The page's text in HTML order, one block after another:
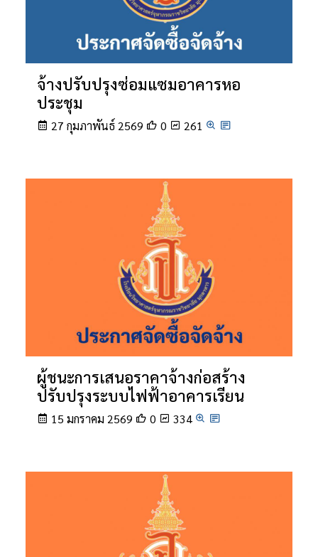
จ้างปรับปรุงซ่อมแซมอาคารหอ
ประชุม
27 กุมภาพันธ์ 2569 0 261
ผู้ชนะการเสนอราคาจ้างก่อสร้าง
ปรับปรุงระบบไฟฟ้าอาคารเรียน
15 มกราคม 2569 0 334